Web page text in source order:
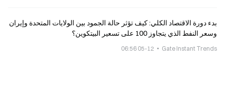
بدء دورة الاقتصاد الكلي: كيف تؤثر حالة الجمود بين الولايات المتحدة وإيران
وسعر النفط الذي يتجاوز 100 على تسعير البيتكوين؟
Gate Instant Trends
05-12 06:56